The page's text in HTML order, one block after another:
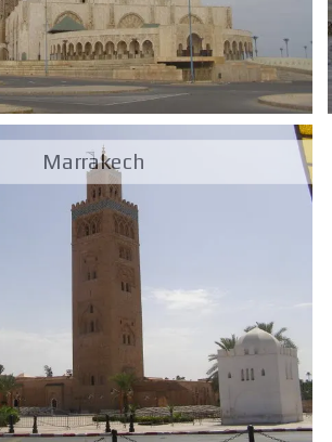
Marrakech